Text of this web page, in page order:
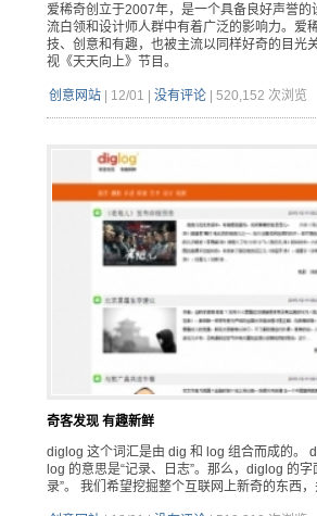
爱稀奇创立于2007年，是一个具备良好声誉的
流白领和设计师人群中有着广泛的影响力。爱
技、创意和有趣，也被主流以同样好奇的目光
视《天天向上》节目。
创意网站| 12/01 | 没有评论| 520,152 次浏览
奇客发现 有趣新鲜
diglog 这个词汇是由 dig 和 log 组合而成的。
log 的意思是“记录、日志”。那么，diglog 的
录”。 我们希望挖掘整个互联网上新奇的东西，